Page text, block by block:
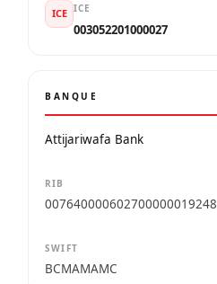
ICE ICE
003052201000027
BANQUE
Attijariwafa Bank
RIB
007640000602700000019248
SWIFT
BCMAMAMC